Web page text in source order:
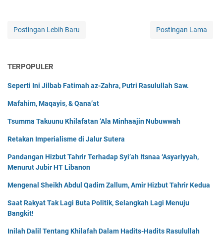
Postingan Lebih Baru Postingan Lama
TERPOPULER
Seperti Ini Jilbab Fatimah az-Zahra, Putri Rasulullah Saw.
Mafahim, Maqayis, & Qana’at
Tsumma Takuunu Khilafatan ‘Ala Minhaajin Nubuwwah
Retakan Imperialisme di Jalur Sutera
Pandangan Hizbut Tahrir Terhadap Syi’ah Itsnaa ‘Asyariyyah,
Menurut Jubir HT Libanon
Mengenal Sheikh Abdul Qadim Zallum, Amir Hizbut Tahrir Kedua
Saat Rakyat Tak Lagi Buta Politik, Selangkah Lagi Menuju
Bangkit!
Inilah Dalil Tentang Khilafah Dalam Hadits-Hadits Rasulullah